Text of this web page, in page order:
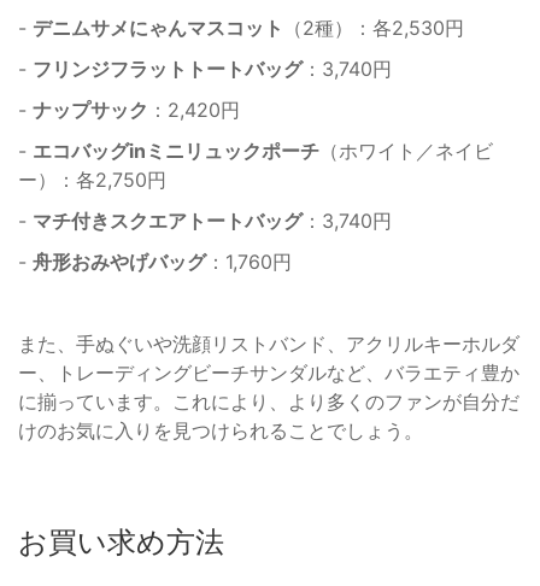
- デニムサメにゃんマスコット
（2種）：各2,530円
- フリンジフラットトートバッグ：3,740円
- ナップサック ：2,420円
- エコバッグinミニリュックポーチ （ホワイト／ネイビ
ー）：各2,750円
- マチ付きスクエアトートバッグ：3,740円
- 舟形おみやげバッグ：1,760円
また、手ぬぐいや洗顔リストバンド、アクリルキーホルダ
ー、トレーディングビーチサンダルなど、バラエティ豊か
に揃っています。これにより、より多くのファンが自分だ
けのお気に入りを見つけられることでしょう。
お買い求め方法